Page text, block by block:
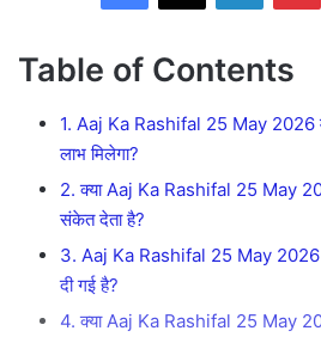
Table of Contents
1. Aaj Ka Rashifal 25 May 2026 में
लाभ मिलेगा?
2. क्या Aaj Ka Rashifal 25 May
संकेत देता है?
3. Aaj Ka Rashifal 25 May 2026
दी गई है?
4. क्या Aaj Ka Rashifal 25 May